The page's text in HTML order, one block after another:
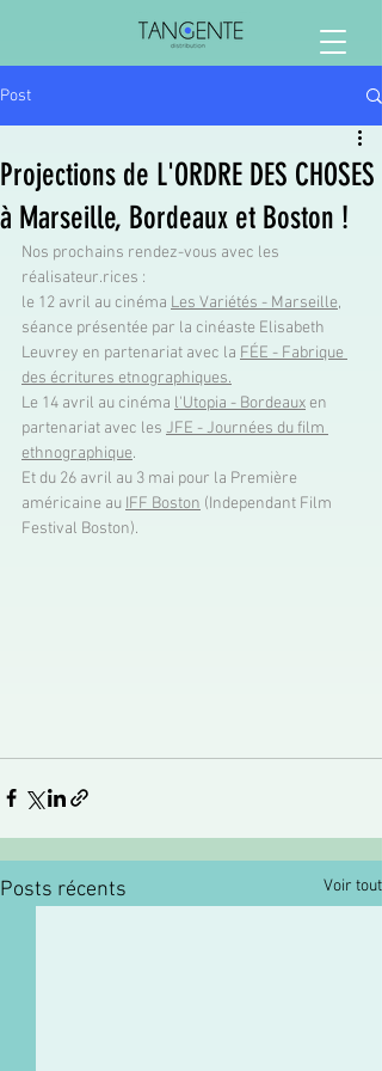
Post
Projections de L'ORDRE DES CHOSES
à Marseille, Bordeaux et Boston !
Nos prochains rendez-vous avec les
réalisateur.rices :
le 12 avril au cinéma Les Variétés - Marseille,
séance présentée par la cinéaste Elisabeth
Leuvrey en partenariat avec la FÉE - Fabrique
des écritures etnographiques.
Le 14 avril au cinéma l'Utopia - Bordeaux en
partenariat avec les JFE - Journées du film
ethnographique.
Et du 26 avril au 3 mai pour la Première
américaine au IFF Boston (Independant Film
Festival Boston).
Posts récents Voir tout